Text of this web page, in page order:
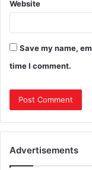
Website
Save my name,
time I comment.
Advertisements